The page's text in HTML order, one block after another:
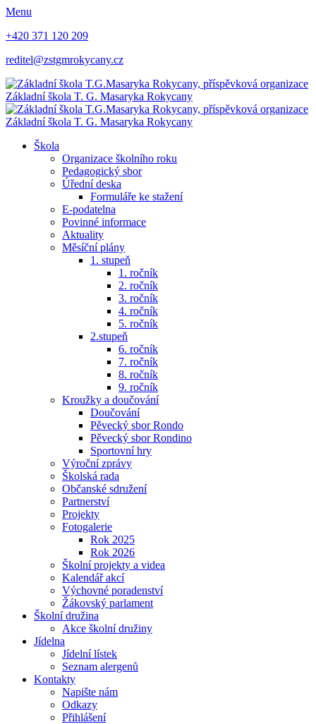
Menu
+420 371 120 209
reditel@zstgmrokycany.cz
Základní škola T. G. Masaryka Rokycany
Základní škola T. G. Masaryka Rokycany
Škola
Organizace školního roku
Pedagogický sbor
Úřední deska
Formuláře ke stažení
E-podatelna
Povinné informace
Aktuality
Měsíční plány
1. stupeň
1. ročník
2. ročník
3. ročník
4. ročník
5. ročník
2.stupeň
6. ročník
7. ročník
8. ročník
9. ročník
Kroužky a doučování
Doučování
Pěvecký sbor Rondo
Pěvecký sbor Rondino
Sportovní hry
Výroční zprávy
Školská rada
Občanské sdružení
Partnerství
Projekty
Fotogalerie
Rok 2025
Rok 2026
Školní projekty a videa
Kalendář akcí
Výchovné poradenství
Žákovský parlament
Školní družina
Akce školní družiny
Jídelna
Jídelní lístek
Seznam alergenů
Kontakty
Napište nám
Odkazy
Přihlášení